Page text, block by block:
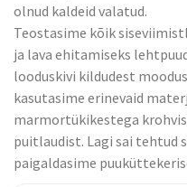
olnud kaldeid valatud.
Teostasime kõik
ja lava ehitamiseks
looduskivi kildudest
kasutasime erinevaid
marmortükikestega
puitlaudist. Lagi sai tehtud
paigaldasime